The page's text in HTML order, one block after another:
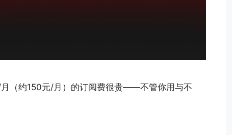
（约150元/月）的订阅费很贵——不管你用与不